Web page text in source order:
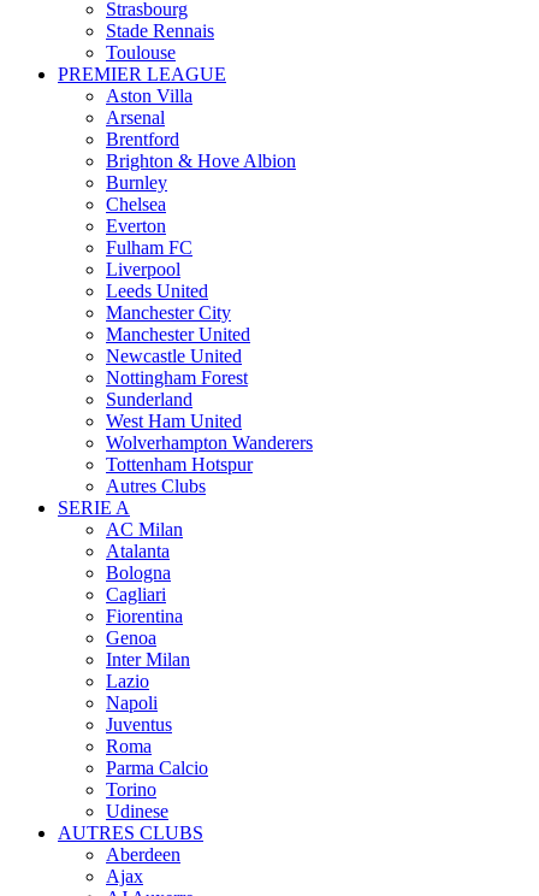
Strasbourg
Stade Rennais
Toulouse
PREMIER LEAGUE
Aston Villa
Arsenal
Brentford
Brighton & Hove Albion
Burnley
Chelsea
Everton
Fulham FC
Liverpool
Leeds United
Manchester City
Manchester United
Newcastle United
Nottingham Forest
Sunderland
West Ham United
Wolverhampton Wanderers
Tottenham Hotspur
Autres Clubs
SERIE A
AC Milan
Atalanta
Bologna
Cagliari
Fiorentina
Genoa
Inter Milan
Lazio
Napoli
Juventus
Roma
Parma Calcio
Torino
Udinese
AUTRES CLUBS
Aberdeen
Ajax